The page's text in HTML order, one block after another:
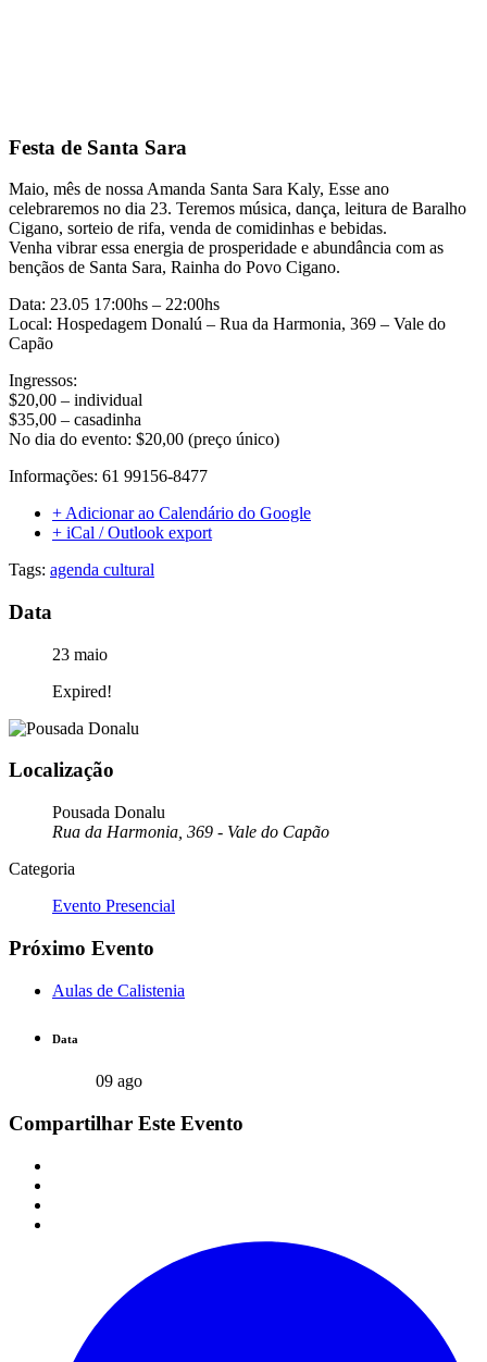
Festa de Santa Sara
Maio, mês de nossa Amanda Santa Sara Kaly, Esse ano
celebraremos no dia 23. Teremos música, dança, leitura de Baralho
Cigano, sorteio de rifa, venda de comidinhas e bebidas.
Venha vibrar essa energia de prosperidade e abundância com as
bençãos de Santa Sara, Rainha do Povo Cigano.
Data: 23.05 17:00hs – 22:00hs
Local: Hospedagem Donalú – Rua da Harmonia, 369 – Vale do
Capão
Ingressos:
$20,00 – individual
$35,00 – casadinha
No dia do evento: $20,00 (preço único)
Informações: 61 99156-8477
+ Adicionar ao Calendário do Google
+ iCal / Outlook export
Tags: agenda cultural
Data
23 maio
Expired!
Localização
Pousada Donalu
Rua da Harmonia, 369 - Vale do Capão
Categoria
Evento Presencial
Próximo Evento
Aulas de Calistenia
Data
09 ago
Compartilhar Este Evento